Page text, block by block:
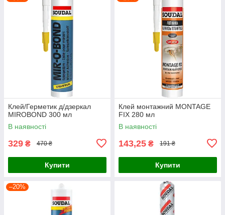
Клей/Герметик д/дзеркал
MIROBOND 300 мл
В наявності
329 ₴ 470 ₴
Купити
Клей монтажний MONTAGE
FIX 280 мл
В наявності
143,25 ₴ 191 ₴
Купити
–20%